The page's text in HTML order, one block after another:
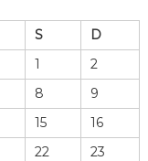
S
D
1
2
8
9
15
16
22
23